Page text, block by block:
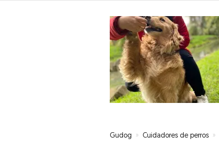
Gudog » Cuidadores de perros »